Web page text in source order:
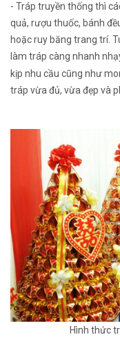
- Tráp truyền thống thì
quả, rượu thuốc, bánh
hoặc ruy băng trang trí.
làm tráp càng nhanh
kịp nhu cầu cũng như
tráp vừa đủ, vừa đẹp và
Hình thức